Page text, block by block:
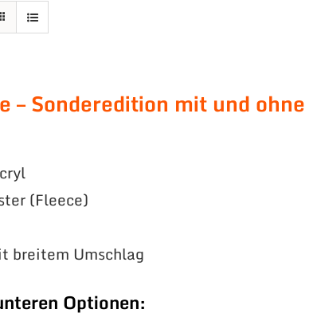
– Sonderedition mit und ohne
(Fleece)
breitem Umschlag
Optionen: